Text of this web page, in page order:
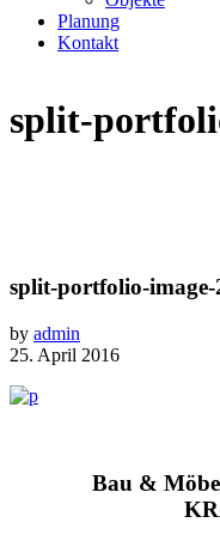
Planung
Kontakt
split-
split-portfolio-image-
by admin
25. April 2016
Bau &